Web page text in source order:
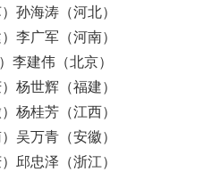
孙海涛（河北）
李广军（河南）
建伟（北京）
杨世辉（福建）
杨桂芳（江西）
吴万青（安徽）
邱忠泽（浙江）